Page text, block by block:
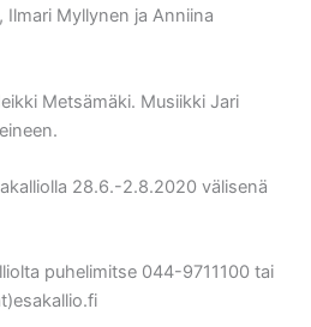
Ilmari Myllynen ja Anniina
Metsämäki. Musiikki Jari
28.6.-2.8.2020 välisenä
puhelimitse 044-9711100 tai